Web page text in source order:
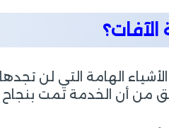
الهامة التي لن تجدها
من أن الخدمة تمت